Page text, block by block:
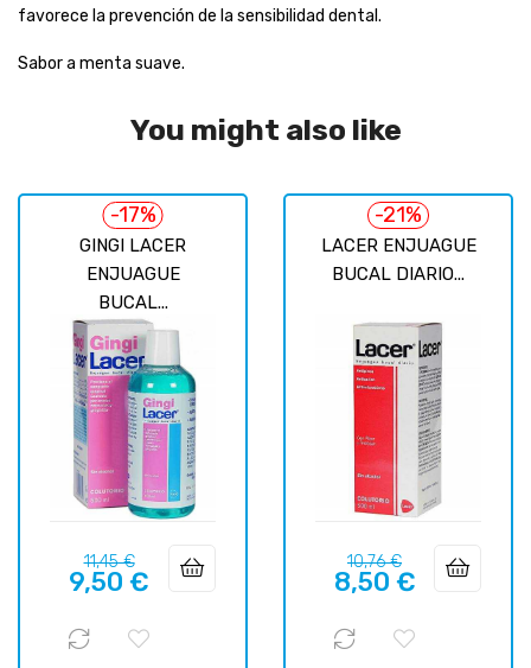
favorece la prevención de la sensibilidad dental.
Sabor a menta suave.
You might also like
GINGI LACER
ENJUAGUE
BUCAL...
-17%
Prix
habituel
11,45 €Prix
9,50 €
LACER ENJUAGUE
BUCAL DIARIO...
-21%
Prix
habituel
10,76 €Prix
8,50 €